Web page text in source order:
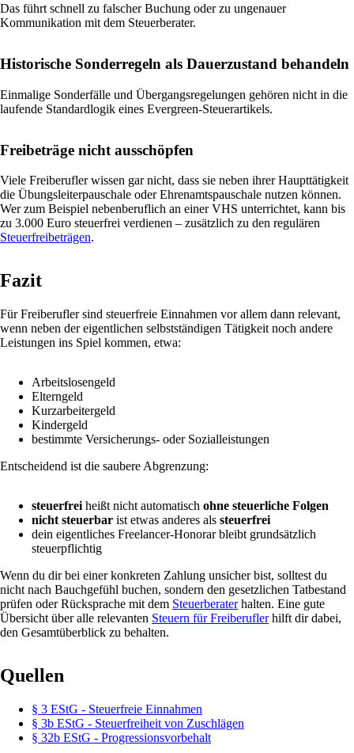
Das führt schnell zu falscher Buchung oder zu ungenauer
Kommunikation mit dem Steuerberater.
Historische Sonderregeln als Dauerzustand behandeln
Einmalige Sonderfälle und Übergangsregelungen gehören nicht in die
laufende Standardlogik eines Evergreen-Steuerartikels.
Freibeträge nicht ausschöpfen
Viele Freiberufler wissen gar nicht, dass sie neben ihrer Haupttätigkeit
die Übungsleiterpauschale oder Ehrenamtspauschale nutzen können.
Wer zum Beispiel nebenberuflich an einer VHS unterrichtet, kann bis
zu 3.000 Euro steuerfrei verdienen – zusätzlich zu den regulären
Steuerfreibeträgen.
Fazit
Für Freiberufler sind steuerfreie Einnahmen vor allem dann relevant,
wenn neben der eigentlichen selbstständigen Tätigkeit noch andere
Leistungen ins Spiel kommen, etwa:
Arbeitslosengeld
Elterngeld
Kurzarbeitergeld
Kindergeld
bestimmte Versicherungs- oder Sozialleistungen
Entscheidend ist die saubere Abgrenzung:
steuerfrei heißt nicht automatisch ohne steuerliche Folgen
nicht steuerbar ist etwas anderes als steuerfrei
dein eigentliches Freelancer-Honorar bleibt grundsätzlich
steuerpflichtig
Wenn du dir bei einer konkreten Zahlung unsicher bist, solltest du
nicht nach Bauchgefühl buchen, sondern den gesetzlichen Tatbestand
prüfen oder Rücksprache mit dem Steuerberaterhalten. Eine gute
Übersicht über alle relevanten Steuern für Freiberuflerhilft dir dabei,
den Gesamtüberblick zu behalten.
Quellen
§ 3 EStG - Steuerfreie Einnahmen
§ 3b EStG - Steuerfreiheit von Zuschlägen
§ 32b EStG - Progressionsvorbehalt